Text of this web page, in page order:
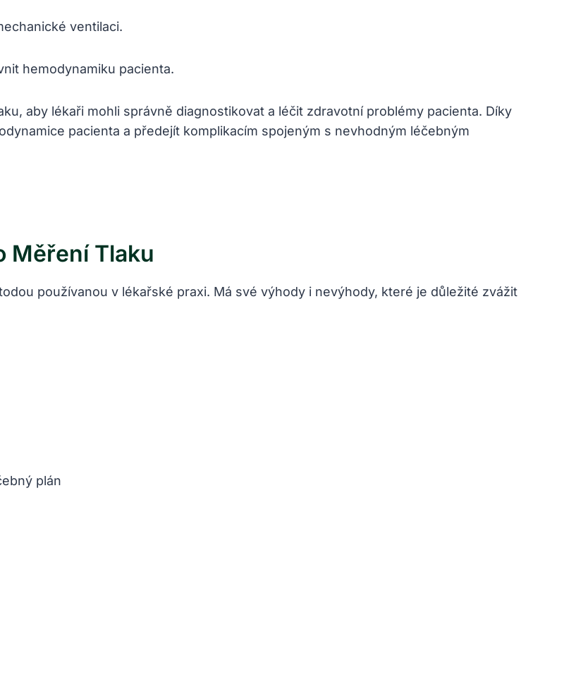
ventilaci.
hemodynamiku pacienta.
aby lékaři mohli správně diagnostikovat a‌ léčit zdravotní ⁣problémy pacienta. Díky
pacienta‍ a předejít komplikacím spojeným s nevhodným léčebným
Měření ‍tlaku
používanou v lékařské ‍praxi.⁣ Má⁤ své výhody i nevýhody, které⁣ je důležité zvážit
plán